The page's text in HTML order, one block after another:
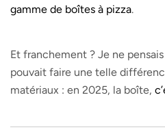
gamme de boîtes à pizza.
Et franchement ? Je ne
pouvait faire une telle
matériaux : en 2025, la boîte,